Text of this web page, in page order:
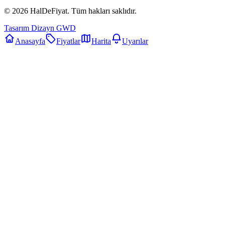
© 2026 HalDeFiyat. Tüm hakları saklıdır.
Tasarım Dizayn GWD
Anasayfa
Fiyatlar Harita Uyarılar